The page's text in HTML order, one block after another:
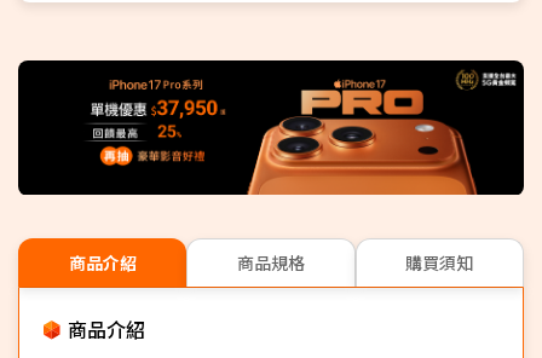
商品介紹 商品規格 購買須知
商品介紹